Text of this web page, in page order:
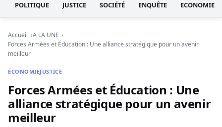
POLITIQUE JUSTICE SOCIÉTÉ ENQUÊTE ECONOMIE
Accueil
A LA UNE
Forces Armées et Éducation : Une alliance stratégique pour un avenir
meilleur
ÉCONOMIEJUSTICE
Forces Armées et Éducation : Une
alliance stratégique pour un avenir
meilleur